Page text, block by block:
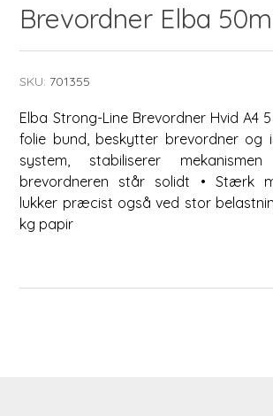
Brevordner Elba
SKU: 701355
Elba Strong-Line Brevordner Hvid A4
folie bund, beskytter brevordner og
system, stabiliserer
brevordneren står solidt • Stærk
lukker præcist også ved stor
kg papir